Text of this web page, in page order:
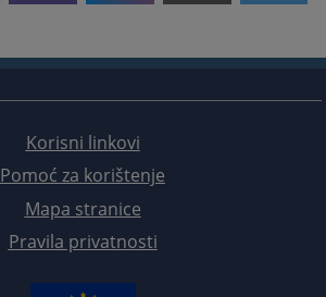
Korisni linkovi
Pomoć za korištenje
Mapa stranice
Pravila privatnosti